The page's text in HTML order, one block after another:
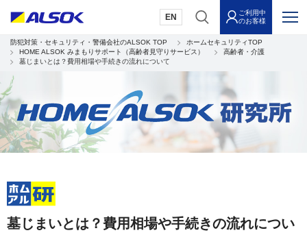
EN
ご利用中
のお客様
防犯対策・セキュリティ・警備会社のALSOK TOP
ホームセキュリティTOP
HOME ALSOK みまもりサポート（高齢者見守りサービス）
高齢者・介護
墓じまいとは？費用相場や手続きの流れについて
墓じまいとは？費用相場や手続きの流れについ